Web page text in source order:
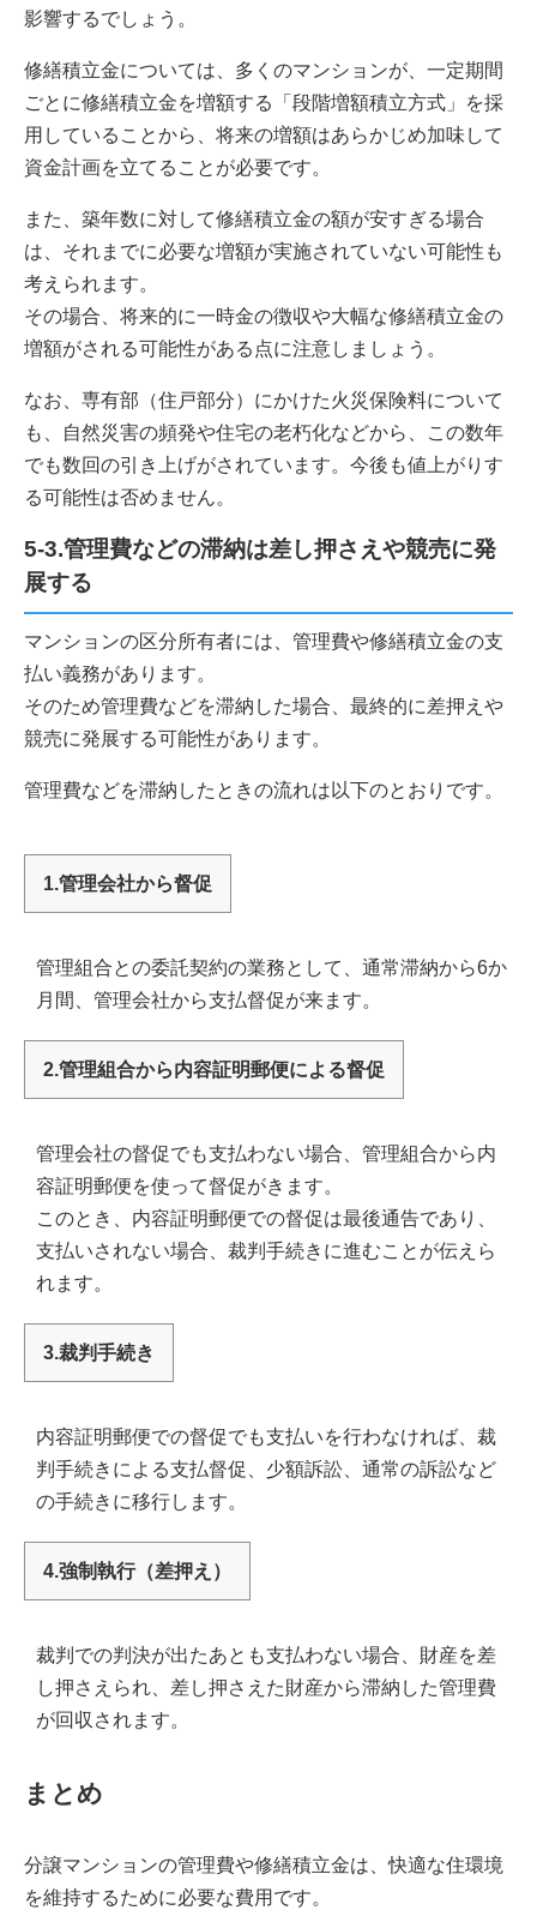
影響するでしょう。
修繕積立金については、多くのマンションが、一定期間
ごとに修繕積立金を増額する「段階増額積立方式」を採
用していることから、将来の増額はあらかじめ加味して
資金計画を立てることが必要です。
また、築年数に対して修繕積立金の額が安すぎる場合
は、それまでに必要な増額が実施されていない可能性も
考えられます。
その場合、将来的に一時金の徴収や大幅な修繕積立金の
増額がされる可能性がある点に注意しましょう。
なお、専有部（住戸部分）にかけた火災保険料について
も、自然災害の頻発や住宅の老朽化などから、この数年
でも数回の引き上げがされています。今後も値上がりす
る可能性は否めません。
5-3.管理費などの滞納は差し押さえや競売に発
展する
マンションの区分所有者には、管理費や修繕積立金の支
払い義務があります。
そのため管理費などを滞納した場合、最終的に差押えや
競売に発展する可能性があります。
管理費などを滞納したときの流れは以下のとおりです。
1.管理会社から督促
管理組合との委託契約の業務として、通常滞納から6か
月間、管理会社から支払督促が来ます。
2.管理組合から内容証明郵便による督促
管理会社の督促でも支払わない場合、管理組合から内
容証明郵便を使って督促がきます。
このとき、内容証明郵便での督促は最後通告であり、
支払いされない場合、裁判手続きに進むことが伝えら
れます。
3.裁判手続き
内容証明郵便での督促でも支払いを行わなければ、裁
判手続きによる支払督促、少額訴訟、通常の訴訟など
の手続きに移行します。
4.強制執行（差押え）
裁判での判決が出たあとも支払わない場合、財産を差
し押さえられ、差し押さえた財産から滞納した管理費
が回収されます。
まとめ
分譲マンションの管理費や修繕積立金は、快適な住環境
を維持するために必要な費用です。